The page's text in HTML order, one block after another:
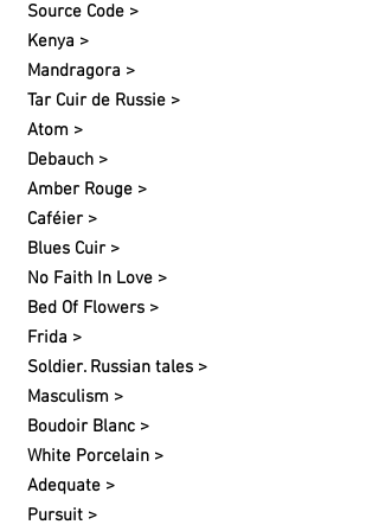
Source Code >
Kenya >
Mandragora >
Tar Cuir de Russie >
Atom >
Debauch >
Amber Rouge >
Caféier >
Blues Cuir >
No Faith In Love >
Bed Of Flowers >
Frida >
Soldier. Russian tales >
Masculism >
Boudoir Blanc >
White Porcelain >
Adequate >
Pursuit >